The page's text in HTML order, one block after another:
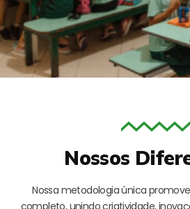
Nossos
Nossa metodologia única
completo, unindo criatividade,